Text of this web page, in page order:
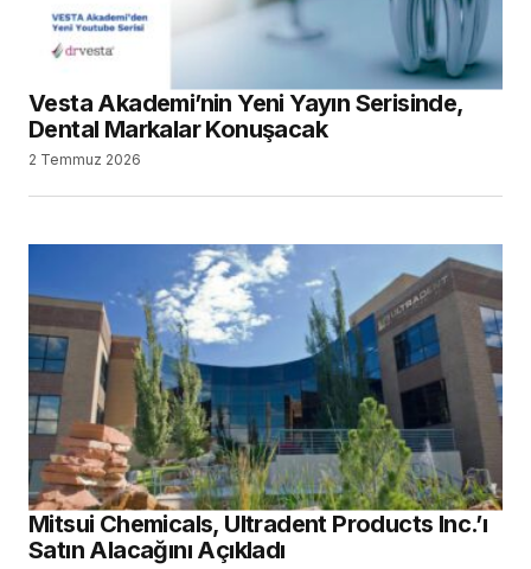
Vesta Akademi’nin Yeni Yayın Serisinde,
Dental Markalar Konuşacak
2 Temmuz 2026
Mitsui Chemicals, Ultradent Products Inc.’ı
Satın Alacağını Açıkladı